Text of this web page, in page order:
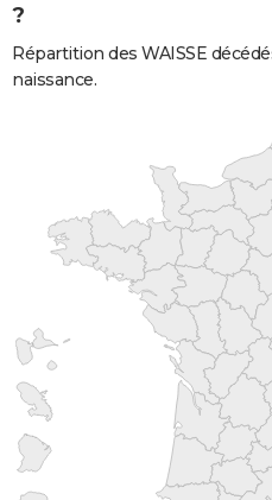
?
Répartition des WAISSE
naissance.